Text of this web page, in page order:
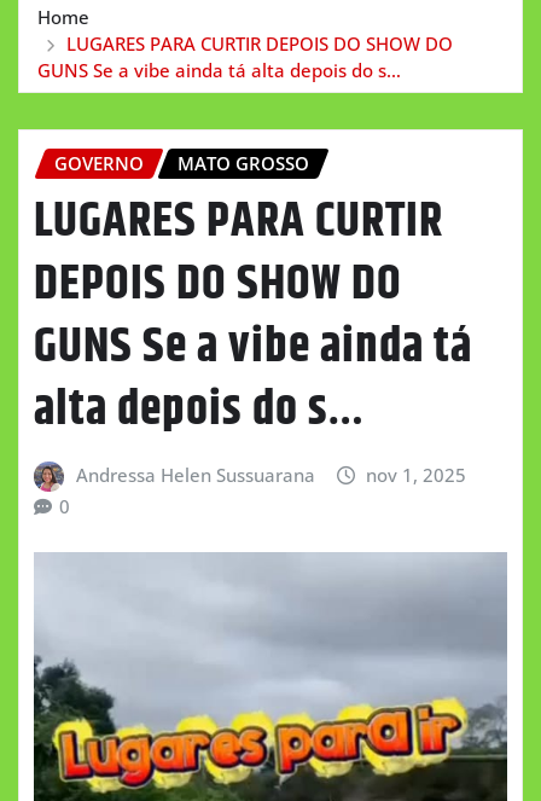
Home
LUGARES PARA CURTIR DEPOIS DO SHOW DO
GUNS Se a vibe ainda tá alta depois do s…
GOVERNO MATO GROSSO
LUGARES PARA CURTIR
DEPOIS DO SHOW DO
GUNS Se a vibe ainda tá
alta depois do s…
Andressa Helen Sussuarana
nov 1, 2025
0